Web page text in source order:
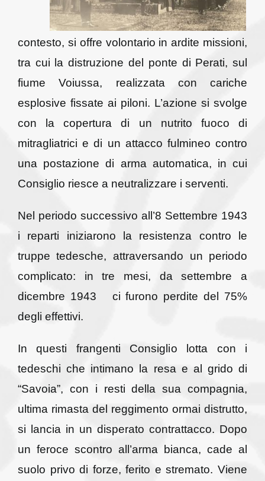
contesto, si offre volontario in ardite missioni,
tra cui la distruzione del ponte di Perati, sul
fiume Voiussa, realizzata con cariche
esplosive fissate ai piloni. L’azione si svolge
con la copertura di un nutrito fuoco di
mitragliatrici e di un attacco fulmineo contro
una postazione di arma automatica, in cui
Consiglio riesce a neutralizzare i serventi.
Nel periodo successivo all’8 Settembre 1943
i reparti iniziarono la resistenza contro le
truppe tedesche, attraversando un periodo
complicato: in tre mesi, da settembre a
dicembre 1943 ci furono perdite del 75%
degli effettivi.
In questi frangenti Consiglio lotta con i
tedeschi che intimano la resa e al grido di
“Savoia”, con i resti della sua compagnia,
ultima rimasta del reggimento ormai distrutto,
si lancia in un disperato contrattacco. Dopo
un feroce scontro all’arma bianca, cade al
suolo privo di forze, ferito e stremato. Viene